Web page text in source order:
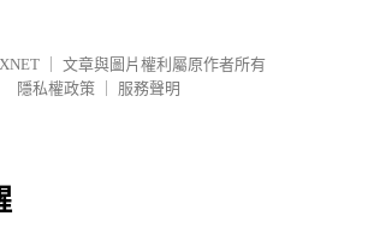
文章與圖片權利屬原作者所有
隱私權政策
服務聲明